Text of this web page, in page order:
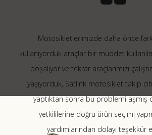
Motosikletlerimizde daha önce
kullanıyorduk araçlar bir müddet
boşalıyor ve tekrar araçlarımızı
yaşıyorduk, Satlink motosiklet takip
yaptıktan sonra bu problemi aşmış
yetkililerine doğru ürün seçimi
yardımlarından dolayı teşekkür